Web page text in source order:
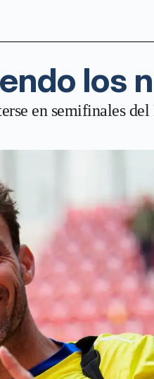
los
en semifinales del